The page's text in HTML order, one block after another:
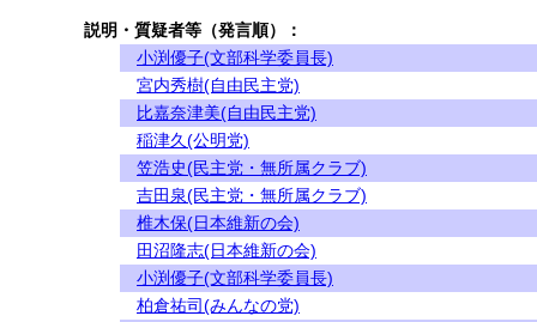
説明・質疑者等（発言順）：
小渕優子(文部科学委員長)
宮内秀樹(自由民主党)
比嘉奈津美(自由民主党)
稲津久(公明党)
笠浩史(民主党・無所属クラブ)
吉田泉(民主党・無所属クラブ)
椎木保(日本維新の会)
田沼隆志(日本維新の会)
小渕優子(文部科学委員長)
柏倉祐司(みんなの党)